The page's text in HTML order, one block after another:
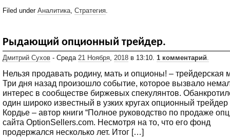
Filed under Аналитика Стратегия
Рыдающий опционный трейдер.
Дмитрий Сухов - Среда 21 Ноября 2018 в 13:10. 1 комментарий
Нельзя продавать родину, мать и опционы! – трейдерская
Три дня назад произошло событие, которое вызвало
интерес в сообществе биржевых спекулянтов.
один широко известный в узких кругах опционный
Кордье – автор книги “Полное руководство по продаже
сайта OptionSellers.com. Несмотря на то, что его фонд
продержался несколько лет. Итог […]